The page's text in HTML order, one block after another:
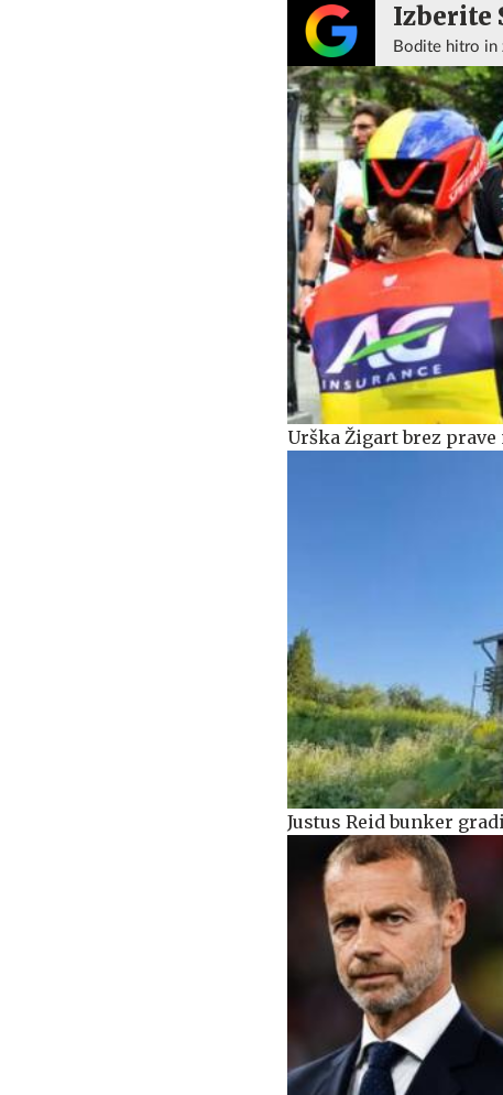
Izberite
Bodite hitro in
Urška Žigart brez
Justus Reid bunker